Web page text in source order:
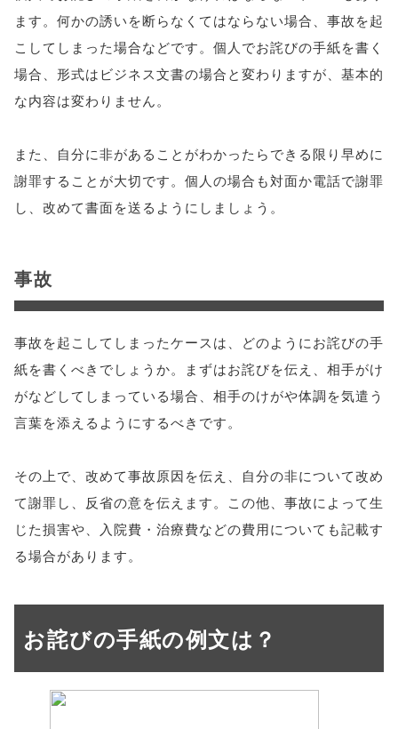
ます。何かの誘いを断らなくてはならない場合、事故を起
こしてしまった場合などです。個人でお詫びの手紙を書く
場合、形式はビジネス文書の場合と変わりますが、基本的
な内容は変わりません。
また、自分に非があることがわかったらできる限り早めに
謝罪することが大切です。個人の場合も対面か電話で謝罪
し、改めて書面を送るようにしましょう。
事故
事故を起こしてしまったケースは、どのようにお詫びの手
紙を書くべきでしょうか。まずはお詫びを伝え、相手がけ
がなどしてしまっている場合、相手のけがや体調を気遣う
言葉を添えるようにするべきです。
その上で、改めて事故原因を伝え、自分の非について改め
て謝罪し、反省の意を伝えます。この他、事故によって生
じた損害や、入院費・治療費などの費用についても記載す
る場合があります。
お詫びの手紙の例文は？